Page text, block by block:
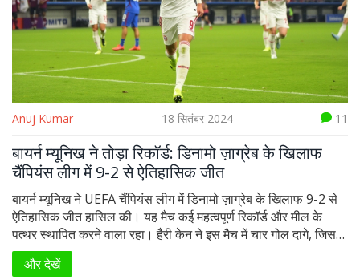
Anuj Kumar 18 सितंबर 2024 11
बायर्न म्यूनिख ने तोड़ा रिकॉर्ड: डिनामो ज़ाग्रेब के खिलाफ
चैंपियंस लीग में 9-2 से ऐतिहासिक जीत
बायर्न म्यूनिख ने UEFA चैंपियंस लीग में डिनामो ज़ाग्रेब के खिलाफ 9-2 से
ऐतिहासिक जीत हासिल की। यह मैच कई महत्वपूर्ण रिकॉर्ड और मील के
पत्थर स्थापित करने वाला रहा। हैरी केन ने इस मैच में चार गोल दागे, जिसमें
तीन पेनल्टी शामिल थीं। बायर्न म्यूनिख पहला टीम बन गया जिसने UEFA
चैंपियंस लीग मैच में नौ गोल किए।
और देखें